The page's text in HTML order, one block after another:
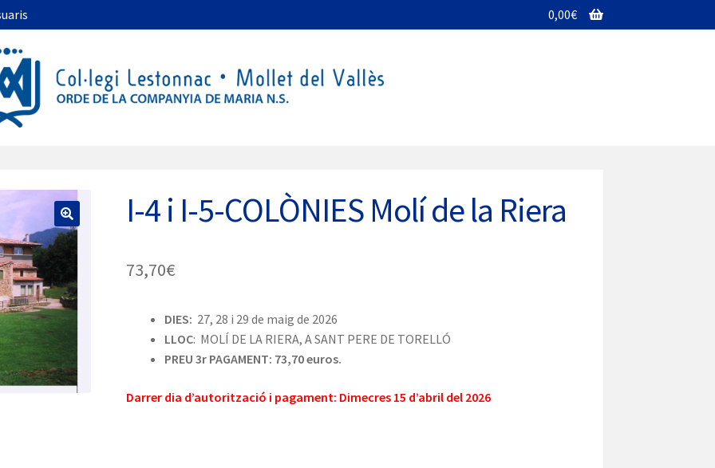
0,00€
🔍
I-4 i I-5-COLÒNIES Molí de la Riera
73,70€
DIES: 27, 28 i 29 de maig de 2026
LLOC: MOLÍ DE LA RIERA, A SANT PERE DE TORELLÓ
PREU 3r PAGAMENT: 73,70 euros.
Darrer dia d’autorització i pagament: Dimecres 15 d’abril del 2026